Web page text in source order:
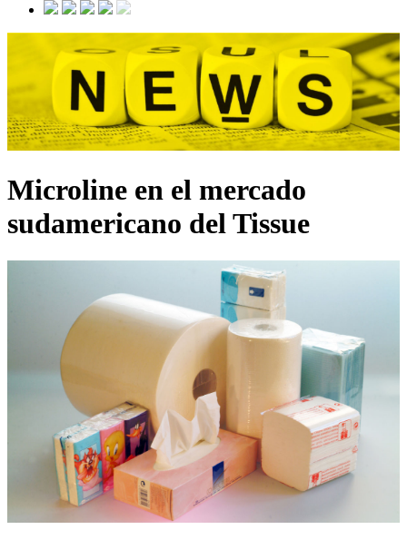
Microline en el mercado
sudamericano del Tissue